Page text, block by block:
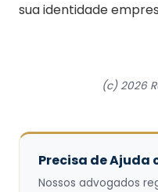
sua identidade
(c) 2026
Precisa de Ajuda
Nossos advogados